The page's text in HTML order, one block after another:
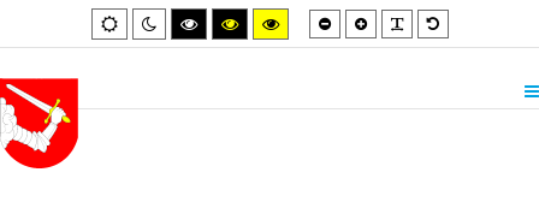
Default
mode
Night
mode
High
contrast
High
contrast
High
contrast
Smaller
font
Larger
font
Default
font